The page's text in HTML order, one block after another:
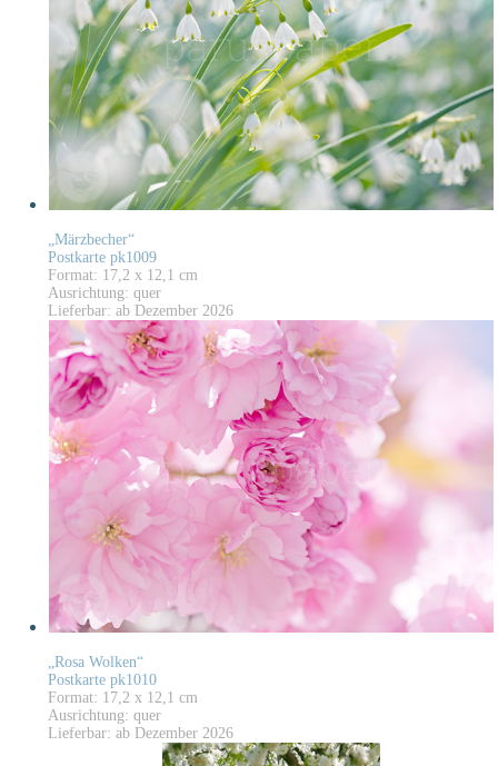
„Märzbecher“
Postkarte pk1009
Format: 17,2 x 12,1 cm
Ausrichtung: quer
Lieferbar: ab Dezember 2026
„Rosa Wolken“
Postkarte pk1010
Format: 17,2 x 12,1 cm
Ausrichtung: quer
Lieferbar: ab Dezember 2026